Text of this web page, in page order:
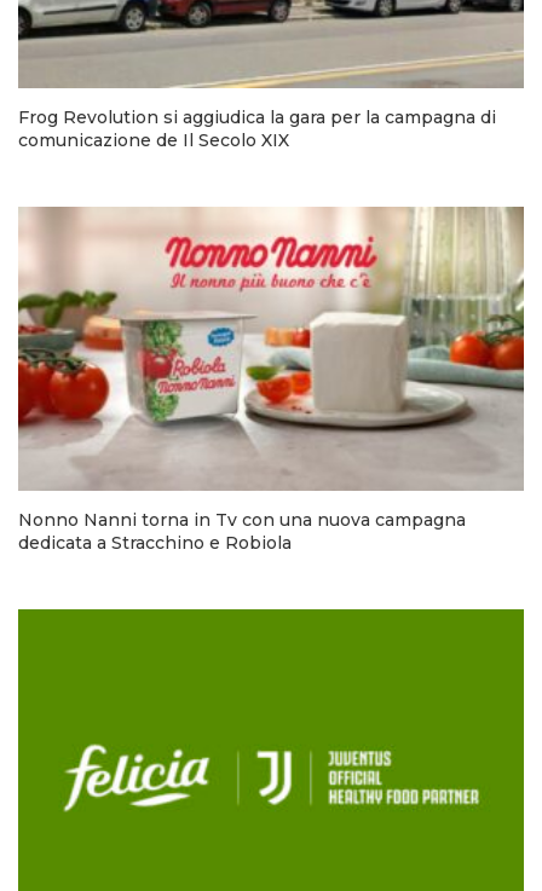
Frog Revolution si aggiudica la gara per la campagna di
comunicazione de Il Secolo XIX
Nonno Nanni torna in Tv con una nuova campagna
dedicata a Stracchino e Robiola